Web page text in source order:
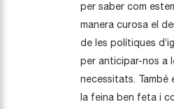
per saber com
manera curosa el
de les polítiques
per anticipar-nos a
necessitats. També
la feina ben feta i